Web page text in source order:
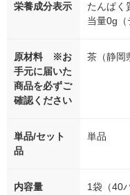
栄養成分表示
たんぱく
当量0g（
原材料 ※お
手元に届いた
商品を必ずご
確認ください
茶（静岡
単品/セット
品
単品
内容量 1袋（40